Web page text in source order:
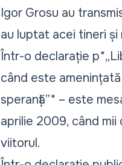
Igor Grosu au
au luptat acei tineri
Într-o declarație
când este
speranță”* – este
aprilie 2009, când
viitorul.